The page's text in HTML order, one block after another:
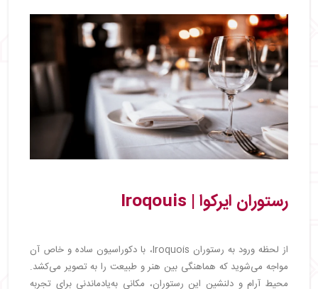
رستوران ایرکوا | Iroqouis
از لحظه ورود به رستوران Iroquois، با دکوراسیون ساده و خاص آن
مواجه می‌شوید که هماهنگی بین هنر و طبیعت را به تصویر می‌کشد.
محیط آرام و دلنشین این رستوران، مکانی به‌یادماندنی برای تجربه